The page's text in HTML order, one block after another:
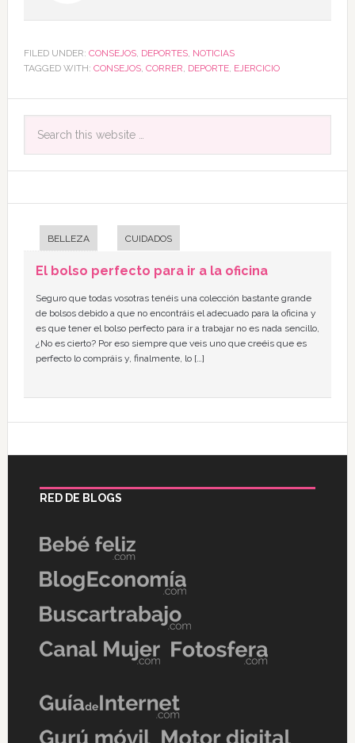
FILED UNDER: CONSEJOS, DEPORTES, NOTICIAS
TAGGED WITH: CONSEJOS, CORRER, DEPORTE, EJERCICIO
BELLEZA CUIDADOS
El bolso perfecto para ir a la oficina
Seguro que todas vosotras tenéis una colección bastante grande
de bolsos debido a que no encontráis el adecuado para la oficina y
es que tener el bolso perfecto para ir a trabajar no es nada sencillo,
¿No es cierto? Por eso siempre que veis uno que creéis que es
perfecto lo compráis y, finalmente, lo […]
RED DE BLOGS